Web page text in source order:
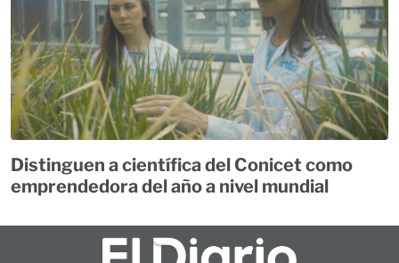
Distinguen a científica del Conicet como
emprendedora del año a nivel mundial